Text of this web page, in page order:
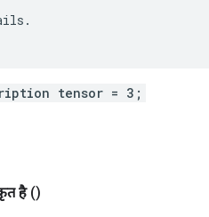
tensor = 3;
है ()